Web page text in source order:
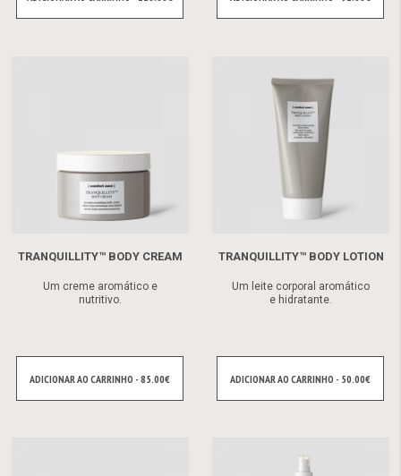
TRANQUILLITY™ BODY CREAM
Um creme aromático e
nutritivo.
ADICIONAR AO CARRINHO - 85.00€
TRANQUILLITY™ BODY LOTION
Um leite corporal aromático
e hidratante.
ADICIONAR AO CARRINHO - 50.00€